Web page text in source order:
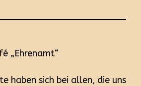
„Ehrenamt“
haben sich bei allen, die uns